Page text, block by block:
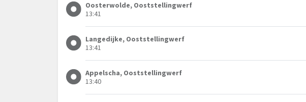
Oosterwolde, Ooststellingwerf
13:41
Langedijke, Ooststellingwerf
13:41
Appelscha, Ooststellingwerf
13:40